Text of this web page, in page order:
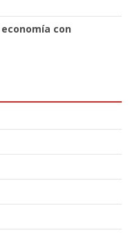
con